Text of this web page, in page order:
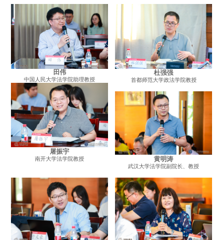
田伟
中国人民大学法学院助理教授
屠振宇
南开大学法学院教授
杜强强
首都师范大学政法学院教授
黄明涛
武汉大学法学院副院长、教授